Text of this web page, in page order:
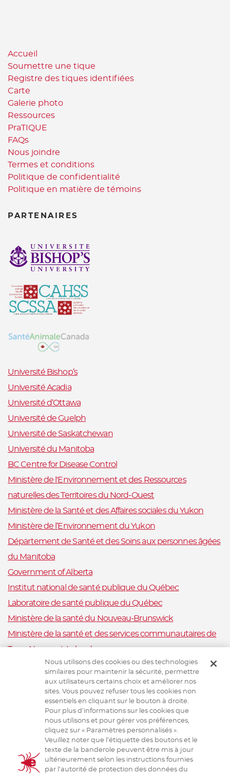
Accueil
Soumettre une tique
Registre des tiques identifiées
Carte
Galerie photo
Ressources
PraTIQUE
FAQs
Nous joindre
Termes et conditions
Politique de confidentialité
Politique en matière de témoins
PARTENAIRES
Université Bishop’s
Université Acadia
Université d’Ottawa
Université de Guelph
Université de Saskatchewan
Université du Manitoba
BC Centre for Disease Control
Ministère de l'Environnement et des Ressources
naturelles des Territoires du Nord-Ouest
Ministère de la Santé et des Affaires sociales du Yukon
Ministère de l’Environnement du Yukon
Département de Santé et des Soins aux personnes âgées
du Manitoba
Government of Alberta
Institut national de santé publique du Québec
Laboratoire de santé publique du Québec
Ministère de la santé du Nouveau-Brunswick
Ministère de la santé et des services communautaires de
Terre-Neuve-et-Labrador
Nova Scotia Department of Health and Wellness
Ministère de la Santé et Mieux-être, Ile-du-Prince-Édouard
Santé publique Ontario
Saskatchewan Ministry of Health
Système canadien de surveillance de la santé animale
Santé animale Canada
Nous utilisons des cookies ou des technologies
similaires pour maintenir la sécurité, permettre
aux utilisateurs certains choix et améliorer nos
sites. Vous pouvez refuser tous les cookies non
essentiels en cliquant sur le bouton à droite.
Pour plus d’informations sur les cookies que
nous utilisons et pour gérer vos préférences,
cliquez sur « Paramètres personnalisés ».
Veuillez noter que l’étiquette des boutons et le
texte de la banderole peuvent être mis à jour
ultérieurement selon les instructions fournies
par l’autorité de protection des données du